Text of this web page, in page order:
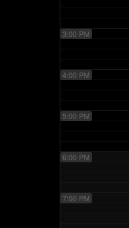
3:00 PM
4:00 PM
5:00 PM
6:00 PM
7:00 PM